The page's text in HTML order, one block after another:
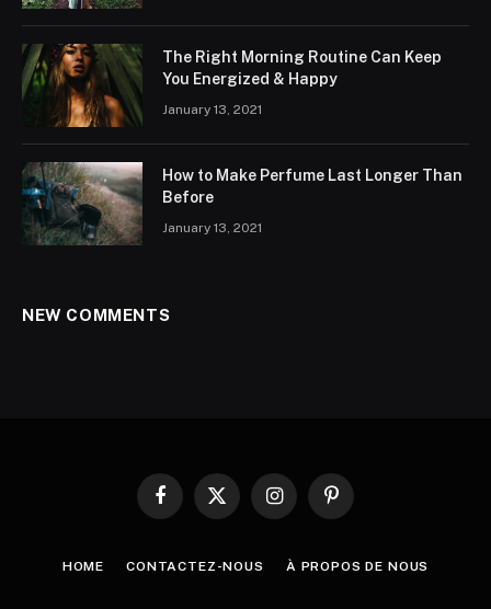
The Right Morning Routine Can Keep
You Energized & Happy
January 13, 2021
How to Make Perfume Last Longer Than
Before
January 13, 2021
NEW COMMENTS
Facebook
X
InstagramPinterest
HOME CONTACTEZ-NOUS À PROPOS DE NOUS